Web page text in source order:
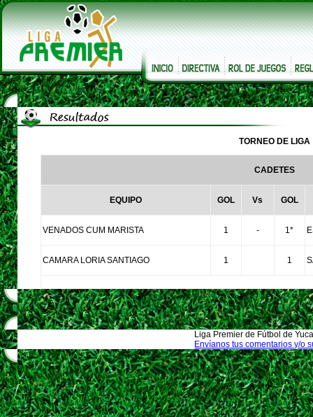
TORNEO DE LIGA
CADETES
EQUIPO GOL Vs GOL
VENADOS CUM MARISTA 1 - 1*
CAMARA LORIA SANTIAGO 1 1
Liga Premier de Fútbol de
Envíanos tus comentarios y/o